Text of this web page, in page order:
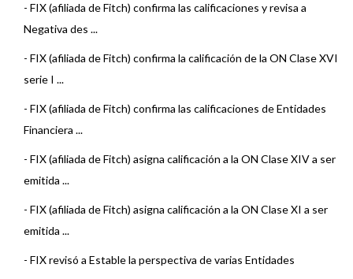
- FIX (afiliada de Fitch) confirma las calificaciones y revisa a
Negativa des ...
- FIX (afiliada de Fitch) confirma la calificación de la ON Clase XVI
serie I ...
- FIX (afiliada de Fitch) confirma las calificaciones de Entidades
Financiera ...
- FIX (afiliada de Fitch) asigna calificación a la ON Clase XIV a ser
emitida ...
- FIX (afiliada de Fitch) asigna calificación a la ON Clase XI a ser
emitida ...
- FIX revisó a Estable la perspectiva de varias Entidades